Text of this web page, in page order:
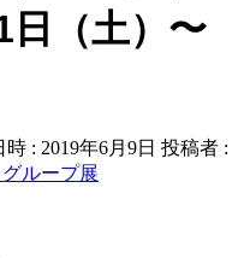
日（土）〜
: 2019年6月9日 投稿者 :
ループ展